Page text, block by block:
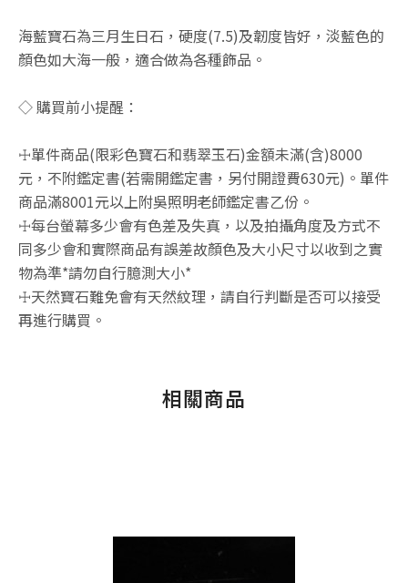
海藍寶石為三月生日石，硬度(7.5)及韌度皆好，淡藍色的
顏色如大海一般，適合做為各種飾品。
◇ 購買前小提醒：
☩單件商品(限彩色寶石和翡翠玉石)金額未滿(含)8000
元，不附鑑定書(若需開鑑定書，另付開證費630元)。單件
商品滿8001元以上附吳照明老師鑑定書乙份。
☩每台螢幕多少會有色差及失真，以及拍攝角度及方式不
同多少會和實際商品有誤差故顏色及大小尺寸以收到之實
物為準*請勿自行臆測大小*
☩天然寶石難免會有天然紋理，請自行判斷是否可以接受
再進行購買。
相關商品